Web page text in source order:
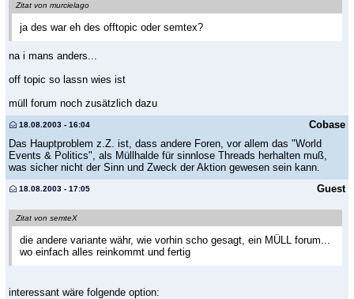
Zitat von murcielago
ja des war eh des offtopic oder semtex?
na i mans anders...
off topic so lassn wies ist
müll forum noch zusätzlich dazu
Cobase
18.08.2003 - 16:04
Das Hauptproblem z.Z. ist, dass andere Foren, vor allem das "World
Events & Politics", als Müllhalde für sinnlose Threads herhalten muß,
was sicher nicht der Sinn und Zweck der Aktion gewesen sein kann.
Guest
18.08.2003 - 17:05
Zitat von semteX
die andere variante währ, wie vorhin scho gesagt, ein MÜLL forum...
wo einfach alles reinkommt und fertig
interessant wäre folgende option: